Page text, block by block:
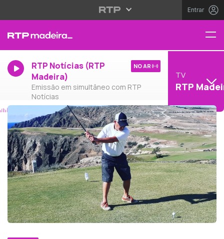
Entrar
RTP Notícias (RTP
Madeira)
Emissão em simultâneo com RTP
Notícias
NO AR
TV
RTP